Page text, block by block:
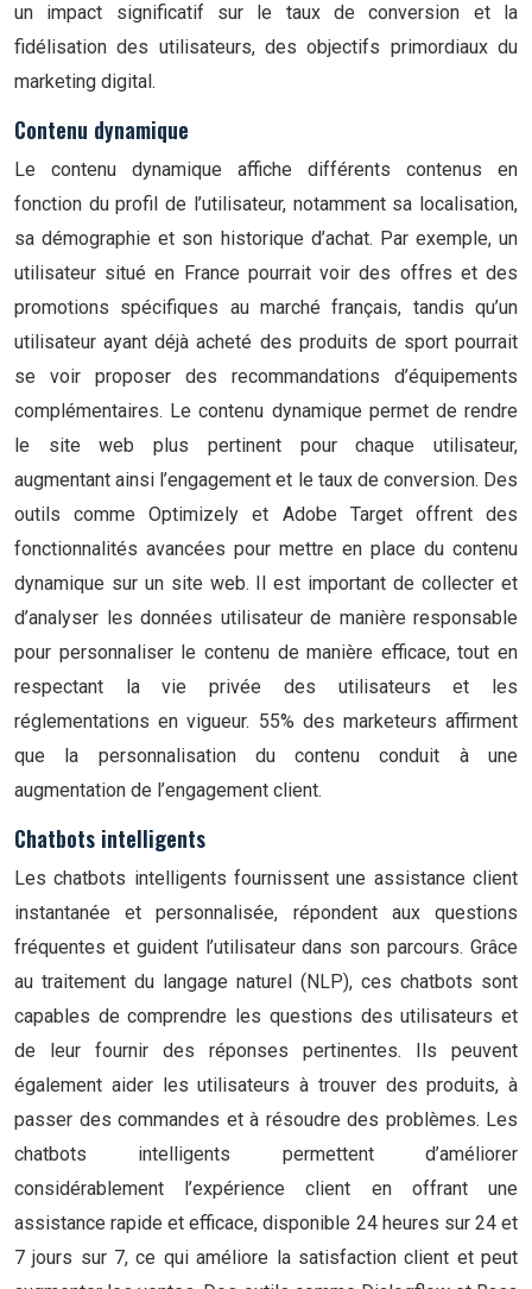
un impact significatif sur le taux de conversion et la
fidélisation des utilisateurs, des objectifs primordiaux du
marketing digital.
Contenu dynamique
Le contenu dynamique affiche différents contenus en
fonction du profil de l’utilisateur, notamment sa localisation,
sa démographie et son historique d’achat. Par exemple, un
utilisateur situé en France pourrait voir des offres et des
promotions spécifiques au marché français, tandis qu’un
utilisateur ayant déjà acheté des produits de sport pourrait
se voir proposer des recommandations d’équipements
complémentaires. Le contenu dynamique permet de rendre
le site web plus pertinent pour chaque utilisateur,
augmentant ainsi l’engagement et le taux de conversion. Des
outils comme Optimizely et Adobe Target offrent des
fonctionnalités avancées pour mettre en place du contenu
dynamique sur un site web. Il est important de collecter et
d’analyser les données utilisateur de manière responsable
pour personnaliser le contenu de manière efficace, tout en
respectant la vie privée des utilisateurs et les
réglementations en vigueur. 55% des marketeurs affirment
que la personnalisation du contenu conduit à une
augmentation de l’engagement client.
Chatbots intelligents
Les chatbots intelligents fournissent une assistance client
instantanée et personnalisée, répondent aux questions
fréquentes et guident l’utilisateur dans son parcours. Grâce
au traitement du langage naturel (NLP), ces chatbots sont
capables de comprendre les questions des utilisateurs et
de leur fournir des réponses pertinentes. Ils peuvent
également aider les utilisateurs à trouver des produits, à
passer des commandes et à résoudre des problèmes. Les
chatbots intelligents permettent d’améliorer
considérablement l’expérience client en offrant une
assistance rapide et efficace, disponible 24 heures sur 24 et
7 jours sur 7, ce qui améliore la satisfaction client et peut